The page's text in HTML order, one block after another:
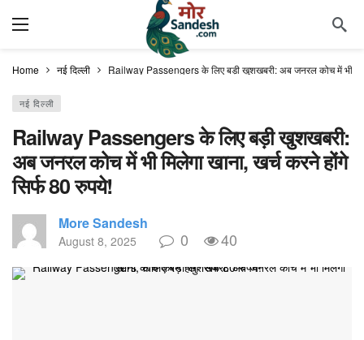
Home नई दिल्ली Railway Passengers के लिए बड़ी खुशखबरी: अब जनरल कोच में भी
नई दिल्ली
Railway Passengers के लिए बड़ी खुशखबरी:
अब जनरल कोच में भी मिलेगा खाना, खर्च करने होंगे
सिर्फ 80 रुपये!
More Sandesh
August 8, 2025 0 40